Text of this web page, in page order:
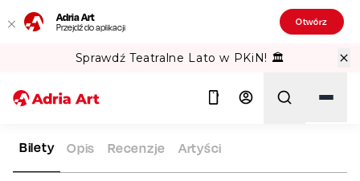
Adria Art
Przejdź do aplikacji Otwórz
Sprawdź Teatralne Lato w PKiN! 🏛️
ADRIA ART REPERTUAR PREZENT URODZINOWY
Bilety Opis Recenzje Artyści